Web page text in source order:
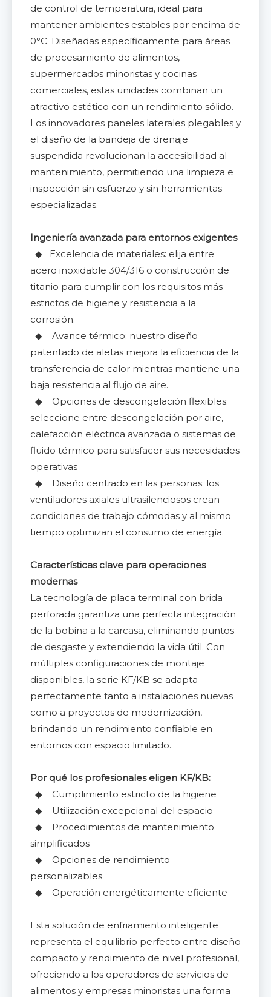
de control de temperatura, ideal para
mantener ambientes estables por encima de
0°C. Diseñadas específicamente para áreas
de procesamiento de alimentos,
supermercados minoristas y cocinas
comerciales, estas unidades combinan un
atractivo estético con un rendimiento sólido.
Los innovadores paneles laterales plegables y
el diseño de la bandeja de drenaje
suspendida revolucionan la accesibilidad al
mantenimiento, permitiendo una limpieza e
inspección sin esfuerzo y sin herramientas
especializadas.
Ingeniería avanzada para entornos exigentes
◆ Excelencia de materiales: elija entre
acero inoxidable 304/316 o construcción de
titanio para cumplir con los requisitos más
estrictos de higiene y resistencia a la
corrosión.
◆ Avance térmico: nuestro diseño
patentado de aletas mejora la eficiencia de la
transferencia de calor mientras mantiene una
baja resistencia al flujo de aire.
◆ Opciones de descongelación flexibles:
seleccione entre descongelación por aire,
calefacción eléctrica avanzada o sistemas de
fluido térmico para satisfacer sus necesidades
operativas
◆ Diseño centrado en las personas: los
ventiladores axiales ultrasilenciosos crean
condiciones de trabajo cómodas y al mismo
tiempo optimizan el consumo de energía.
Características clave para operaciones
modernas
La tecnología de placa terminal con brida
perforada garantiza una perfecta integración
de la bobina a la carcasa, eliminando puntos
de desgaste y extendiendo la vida útil. Con
múltiples configuraciones de montaje
disponibles, la serie KF/KB se adapta
perfectamente tanto a instalaciones nuevas
como a proyectos de modernización,
brindando un rendimiento confiable en
entornos con espacio limitado.
Por qué los profesionales eligen KF/KB:
◆ Cumplimiento estricto de la higiene
◆ Utilización excepcional del espacio
◆ Procedimientos de mantenimiento
simplificados
◆ Opciones de rendimiento
personalizables
◆ Operación energéticamente eficiente
Esta solución de enfriamiento inteligente
representa el equilibrio perfecto entre diseño
compacto y rendimiento de nivel profesional,
ofreciendo a los operadores de servicios de
alimentos y empresas minoristas una forma